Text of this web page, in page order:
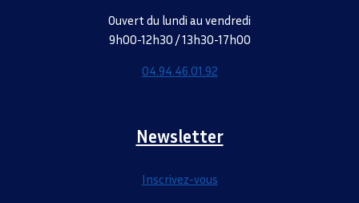
Ouvert du lundi au vendredi
9h00-12h30 / 13h30-17h00
04.94.46.01.92
Newsletter
Inscrivez-vous